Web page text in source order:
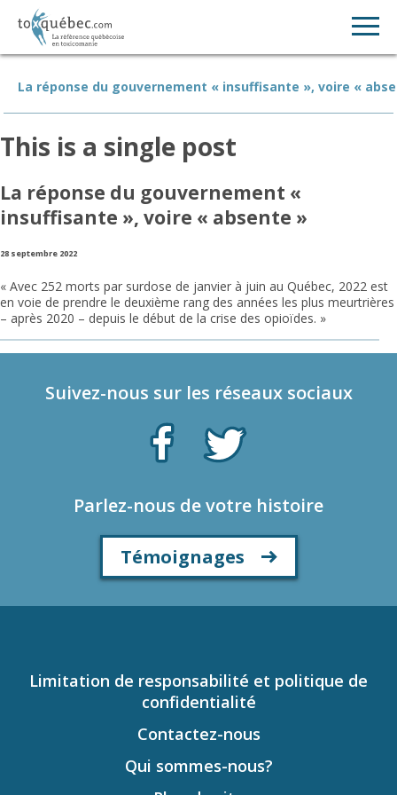
La réponse du gouvernement « insuffisante », voire «
This is a single post
La réponse du gouvernement «
insuffisante », voire « absente »
28 septembre 2022
« Avec 252 morts par surdose de janvier à juin au Québec, 2022 est
en voie de prendre le deuxième rang des années les plus meurtrières
– après 2020 – depuis le début de la crise des opioïdes. »
Suivez-nous sur les réseaux sociaux
Parlez-nous de votre histoire
Témoignages
Limitation de responsabilité et politique de
confidentialité
Contactez-nous
Qui sommes-nous?